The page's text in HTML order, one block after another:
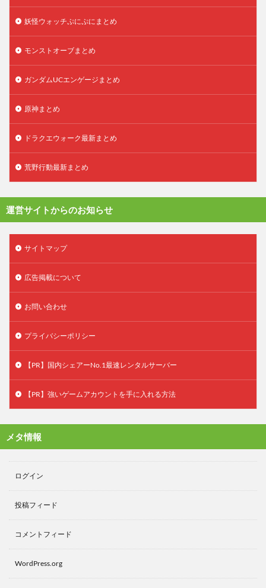
妖怪ウォッチぷにぷにまとめ
モンストオーブまとめ
ガンダムUCエンゲージまとめ
原神まとめ
ドラクエウォーク最新まとめ
荒野行動最新まとめ
運営サイトからのお知らせ
サイトマップ
広告掲載について
お問い合わせ
プライバシーポリシー
【PR】国内シェアーNo.1最速レンタルサーバー
【PR】強いゲームアカウントを手に入れる方法
メタ情報
ログイン
投稿フィード
コメントフィード
WordPress.org